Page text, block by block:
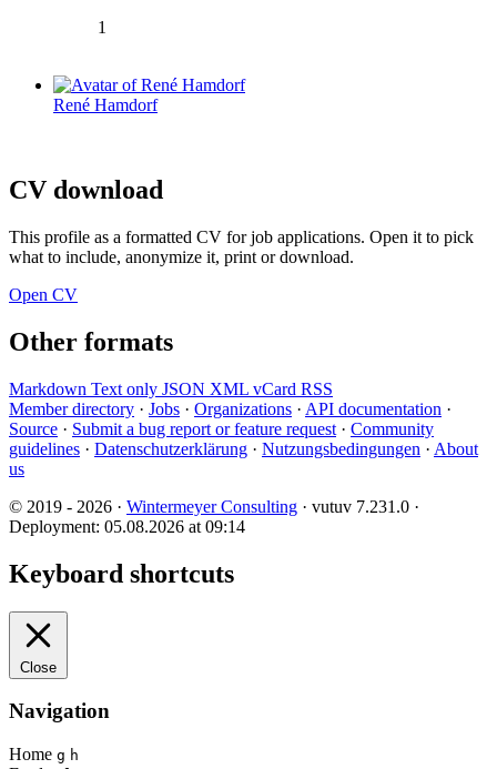
1
René Hamdorf
CV download
This profile as a formatted CV for job applications. Open it to pick
what to include, anonymize it, print or download.
Open CV
Other formats
Markdown Text only JSON XML vCard RSS
Member directory · Jobs · Organizations · API documentation ·
Source · Submit a bug report or feature request · Community
guidelines · Datenschutzerklärung · Nutzungsbedingungen · About
us
© 2019 - 2026 · Wintermeyer Consulting · vutuv 7.231.0 ·
Deployment: 05.08.2026 at 09:14
Keyboard shortcuts
Close
Navigation
Home g h